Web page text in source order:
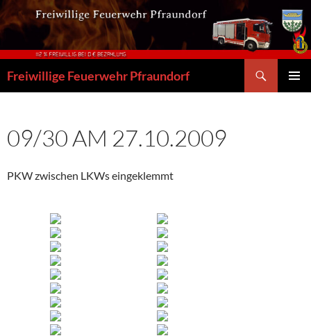
Zum
Inhalt
springen
Freiwillige Feuerwehr Pfraundorf
09/30 AM 27.10.2009
PKW zwischen LKWs eingeklemmt